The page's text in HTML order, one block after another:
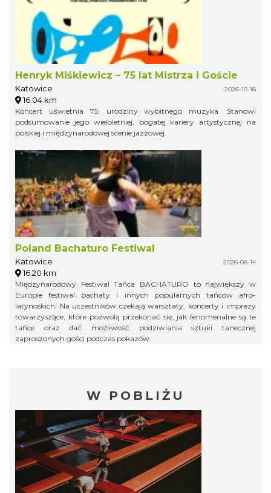
Henryk Miśkiewicz – 75 lat Mistrza i Goście
Katowice 2026-10-18
16.04 km
Koncert uświetnia 75. urodziny wybitnego muzyka. Stanowi
podsumowanie jego wieloletniej, bogatej kariery artystycznej na
polskiej i międzynarodowej scenie jazzowej.
Poland Bachaturo Festiwal
Katowice 2026-08-14
16.20 km
Międzynarodowy Festiwal Tańca BACHATURO to największy w
Europie festiwal bachaty i innych popularnych tańców afro-
latynoskich. Na uczestników czekają warsztaty, koncerty i imprezy
towarzyszące, które pozwolą przekonać się, jak fenomenalne są te
tańce oraz dać możliwość podziwiania sztuki tanecznej
zaproszonych gości podczas pokazów.
W POBLIŻU